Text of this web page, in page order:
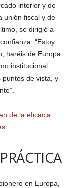
interior y de
unión fiscal y de
se dirigió a
“Estoy
haréis de Europa
institucional.
puntos de vista, y
de la eficacia
en Europa,